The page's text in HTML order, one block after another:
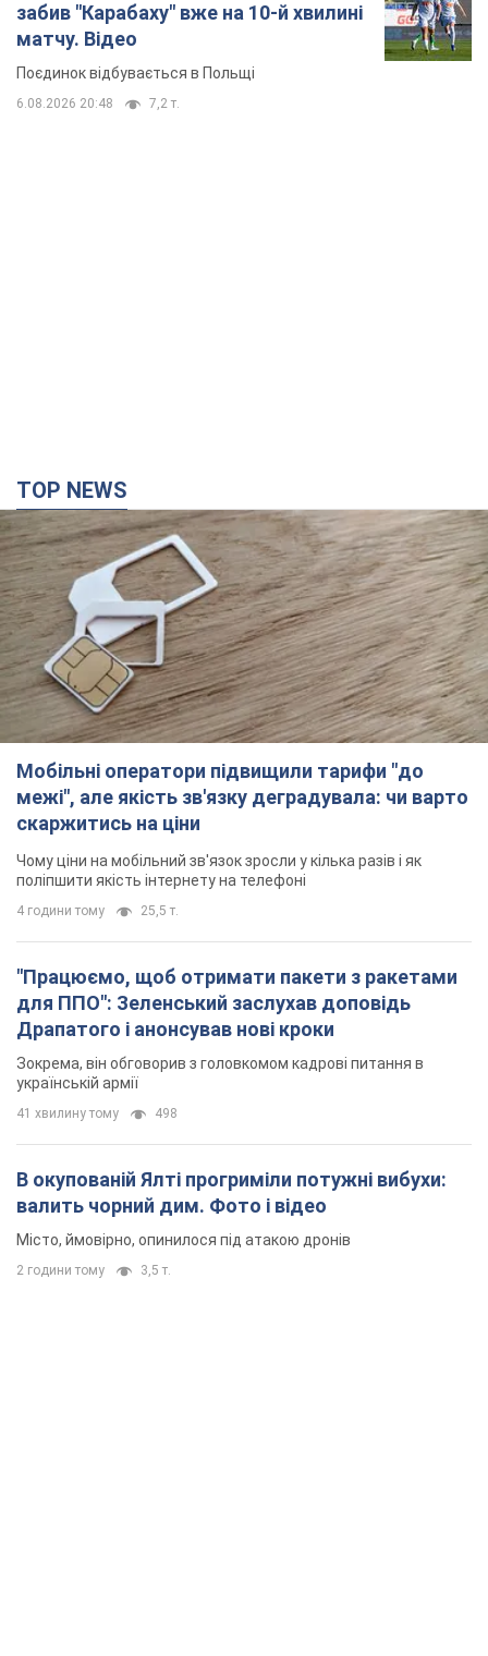
забив "Карабаху" вже на 10-й хвилині
матчу. Відео
Поєдинок відбувається в Польщі
6.08.2026 20:48 7,2 т.
TOP NEWS
Мобільні оператори підвищили тарифи "до
межі", але якість зв'язку деградувала: чи варто
скаржитись на ціни
Чому ціни на мобільний зв'язок зросли у кілька разів і як
поліпшити якість інтернету на телефоні
4 години тому 25,5 т.
"Працюємо, щоб отримати пакети з ракетами
для ППО": Зеленський заслухав доповідь
Драпатого і анонсував нові кроки
Зокрема, він обговорив з головкомом кадрові питання в
українській армії
41 хвилину тому 498
В окупованій Ялті прогриміли потужні вибухи:
валить чорний дим. Фото і відео
Місто, ймовірно, опинилося під атакою дронів
2 години тому 3,5 т.